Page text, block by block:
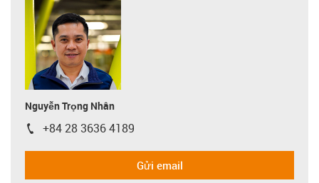
Nguyễn Trọng Nhân
igus-icon-phone
+84 28 3636 4189
Gửi email